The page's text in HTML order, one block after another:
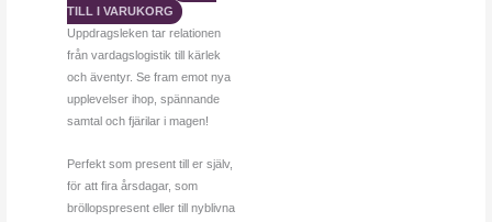
TILL I VARUKORG
Uppdragsleken tar relationen
från vardagslogistik till kärlek
och äventyr. Se fram emot nya
upplevelser ihop, spännande
samtal och fjärilar i magen!
Perfekt som present till er själv,
för att fira årsdagar, som
bröllopspresent eller till nyblivna